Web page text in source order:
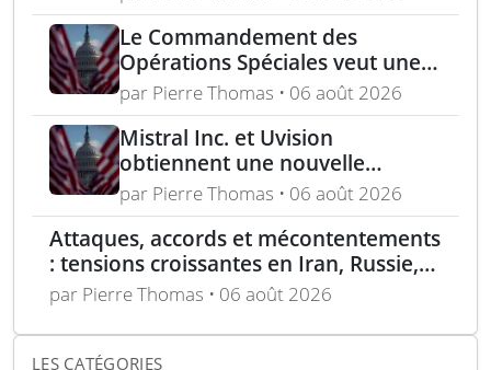
année du marché Brave1
Le Commandement des
Opérations Spéciales veut une
mitrailleuse 5,56 mm de 4,5 kg
par Pierre Thomas • 06 août 2026
Mistral Inc. et Uvision
obtiennent une nouvelle
commande pour le programme
US Army Lethal Unmanned
Systems
par Pierre Thomas • 06 août 2026
Attaques, accords et mécontentements
: tensions croissantes en Iran, Russie,
Chine, Corée du Nord et jihadistes
par Pierre Thomas • 06 août 2026
LES CATÉGORIES